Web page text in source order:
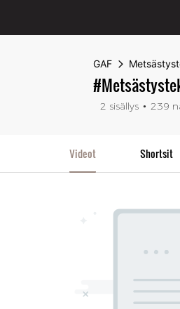
GAF
2 sisällys 239
Videot Shortsit